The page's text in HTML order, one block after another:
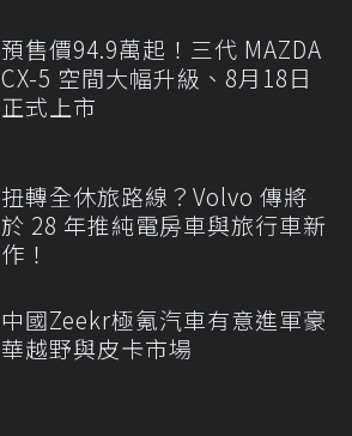
預售價94.9萬起！三代 MAZDA
CX-5 空間大幅升級、8月18日
正式上市
扭轉全休旅路線？Volvo 傳將
於 28 年推純電房車與旅行車新
作！
中國Zeekr極氪汽車有意進軍豪
華越野與皮卡市場